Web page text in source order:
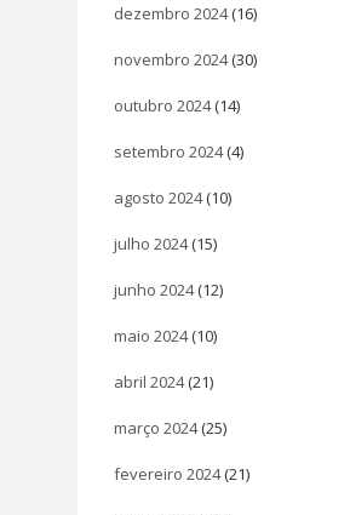
dezembro 2024(16)
novembro 2024(30)
outubro 2024(14)
setembro 2024(4)
agosto 2024(10)
julho 2024(15)
junho 2024(12)
maio 2024(10)
abril 2024(21)
março 2024(25)
fevereiro 2024(21)